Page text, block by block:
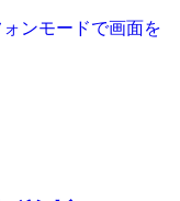
ンモードで画面を